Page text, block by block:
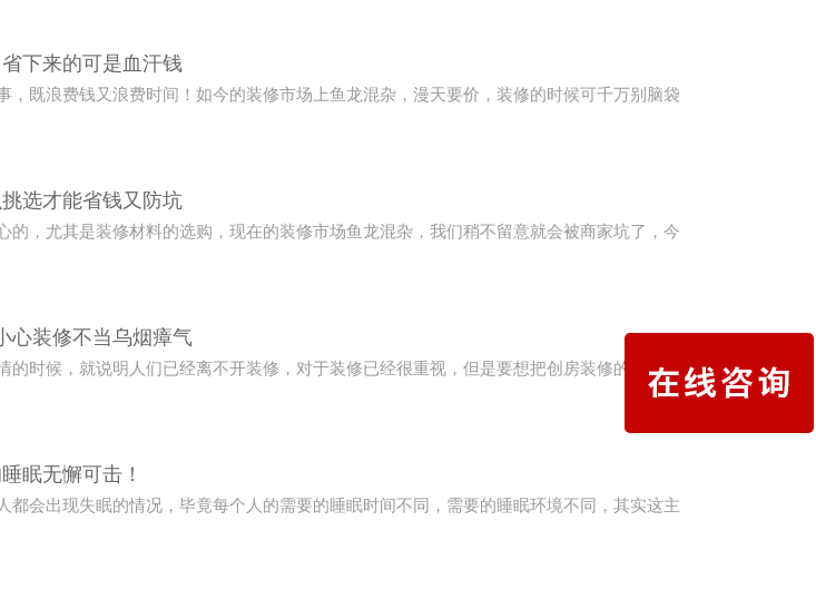
下来的可是血汗钱
，既浪费钱又浪费时间！如今的装修市场上鱼龙混杂，漫天要价，装修的时候可千万别脑袋
选才能省钱又防坑
的，尤其是装修材料的选购，现在的装修市场鱼龙混杂，我们稍不留意就会被商家坑了，今
心装修不当乌烟瘴气
的时候，就说明人们已经离不开装修，对于装修已经很重视，但是要想把创房装修的实用，
眠无懈可击！
都会出现失眠的情况，毕竟每个人的需要的睡眠时间不同，需要的睡眠环境不同，其实这主